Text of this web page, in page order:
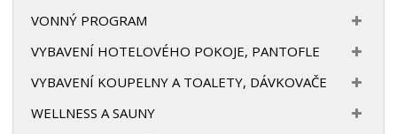
VONNÝ PROGRAM
VYBAVENÍ HOTELOVÉHO POKOJE, PANTOFLE
VYBAVENÍ KOUPELNY A TOALETY, DÁVKOVAČE
WELLNESS A SAUNY